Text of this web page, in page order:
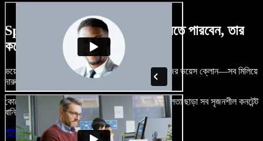
Speechify Studio দিয়ে কী কী করতে পারবেন, তার
কয়েকটা উদাহরণ দেখুন
ভয়েসওভার, রয়্যালটি-ফ্রি ছবি, অডিও, ভিডিও যোগ, নিজের ভয়েস ক্লোন—সব মিলিয়ে
দারুণ মনে রাখার মতো অডিও-ভিডিও প্রজেক্ট বানান।
কোনো শেখার ঝামেলা নেই, শুধু ব্রাউজারে খুলুন—আর দুর্বলতা ছাড়া সব সৃজনশীল কনটেন্ট
বানিয়ে ফেলুন।
স্টুডিও চালু করুন